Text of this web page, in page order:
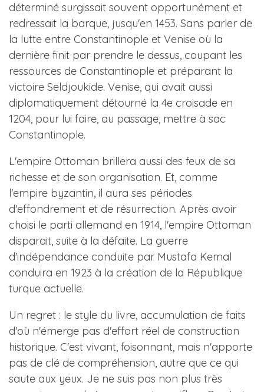
déterminé surgissait souvent opportunément et
redressait la barque, jusqu'en 1453. Sans parler de
la lutte entre Constantinople et Venise où la
dernière finit par prendre le dessus, coupant les
ressources de Constantinople et préparant la
victoire Seldjoukide. Venise, qui avait aussi
diplomatiquement détourné la 4e croisade en
1204, pour lui faire, au passage, mettre à sac
Constantinople.
L'empire Ottoman brillera aussi des feux de sa
richesse et de son organisation. Et, comme
l'empire byzantin, il aura ses périodes
d'effondrement et de résurrection. Après avoir
choisi le parti allemand en 1914, l'empire Ottoman
disparait, suite à la défaite. La guerre
d'indépendance conduite par Mustafa Kemal
conduira en 1923 à la création de la République
turque actuelle.
Un regret : le style du livre, accumulation de faits
d'où n'émerge pas d'effort réel de construction
historique. C'est vivant, foisonnant, mais n'apporte
pas de clé de compréhension, autre que ce qui
saute aux yeux. Je ne suis pas non plus très